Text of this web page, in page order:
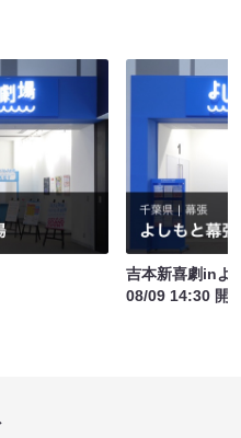
吉本新喜劇inよ
08/09 14:30 開